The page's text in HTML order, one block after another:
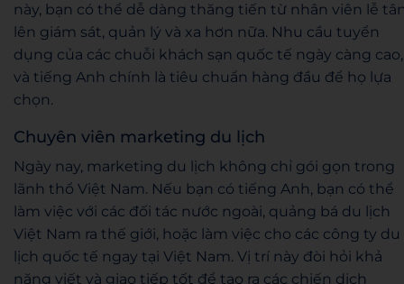
này, bạn có thể dễ dàng thăng tiến từ nhân viên lễ
lên giám sát, quản lý và xa hơn nữa. Nhu cầu tuyển
dụng của các chuỗi khách sạn quốc tế ngày càng cao,
và tiếng Anh chính là tiêu chuẩn hàng đầu để họ lựa
chọn.
Chuyên viên marketing du lịch
Ngày nay, marketing du lịch không chỉ gói gọn trong
lãnh thổ Việt Nam. Nếu bạn có tiếng Anh, bạn có thể
làm việc với các đối tác nước ngoài, quảng bá du lịch
Việt Nam ra thế giới, hoặc làm việc cho các công ty du
lịch quốc tế ngay tại Việt Nam. Vị trí này đòi hỏi khả
năng viết và giao tiếp tốt để tạo ra các chiến dịch